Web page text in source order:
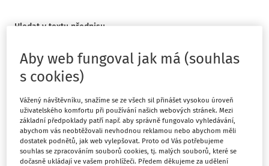
Hledat v textu předpisu
Osnova předpisu
„Příloha č. 4 k nařízení vlády č. 564/2006 Sb.
Paragrafové znění
Aby web fungoval jak má (souhlas
s cookies)
Vážený návštěvníku, snažíme se ze všech sil přinášet vysokou úroveň
uživatelského komfortu při používání našich webových stránek. Mezi
základní předpoklady patří např. aby správně fungovalo vyhledávání,
abychom vás neobtěžovali nevhodnou reklamou nebo abychom měli
dostatek podnětů, jak web vylepšovat. Proto od Vás potřebujeme
souhlas se zpracováním souborů cookies, tj. malých souborů, které se
dočasně ukládají ve vašem prohlížeči. Předem děkujeme za udělení